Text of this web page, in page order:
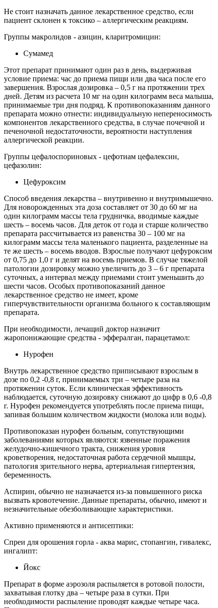
Не стоит назначать данное лекарственное средство, если
пациент склонен к токсико – аллергическим реакциям.
Группы макролидов - азицин, кларитромицин:
Сумамед
Этот препарат принимают один раз в день, выдерживая
условие приема: час до приема пищи или два часа после его
завершения. Взрослая дозировка – 0,5 г на протяжении трех
дней. Детям из расчета 10 мг на один килограмм веса малыша,
принимаемые три дня подряд. К противопоказаниям данного
препарата можно отнести: индивидуальную непереносимость
компонентов лекарственного средства, в случае почечной и
печеночной недостаточности, вероятности наступления
аллергической реакции.
Группы цефалоспориновых - цефотиам цефалексин,
цефазолин:
Цефуроксим
Способ введения лекарства – внутривенно и внутримышечно.
Для новорожденных эта доза составляет от 30 до 60 мг на
один килограмм массы тела грудничка, вводимые каждые
шесть – восемь часов. Для деток от года и старше количество
препарата рассчитывается из равенства 30 – 100 мг на
килограмм массы тела маленького пациента, разделенные на
те же шесть – восемь вводов. Взрослые получают цефуроксим
от 0,75 до 1,0 г и делят на восемь приемов. В случае тяжелой
патологии дозировку можно увеличить до 3 – 6 г препарата
суточных, а интервал между приемами стоит уменьшить до
шести часов. Особых противопоказаний данное
лекарственное средство не имеет, кроме
гиперчувствительности организма больного к составляющим
препарата.
При необходимости, лечащий доктор назначит
жаропонижающие средства - эффералган, парацетамол:
Нурофен
Внутрь лекарственное средство приписывают взрослым в
дозе по 0,2 -0,8 г, принимаемых три – четыре раза на
протяжении суток. Если клиническая эффективность
наблюдается, суточную дозировку снижают до цифр в 0,6 -0,8
г. Нурофен рекомендуется употреблять после приема пищи,
запивая большим количеством жидкости (молока или воды).
Противопоказан нурофен больным, сопутствующими
заболеваниями которых являются: язвенные поражения
желудочно-кишечного тракта, снижения уровня
кроветворения, недостаточная работа сердечной мышцы,
патология зрительного нерва, артериальная гипертензия,
беременность.
Аспирин, обычно не назначается из-за повышенного риска
вызвать кровотечение. Данные препараты, обычно, имеют и
незначительные обезболивающие характеристики.
Активно применяются и антисептики:
Спреи для орошения горла - аква марис, стопангин, гивалекс,
ингалипт:
Йокс
Препарат в форме аэрозоля распыляется в ротовой полости,
захватывая глотку два – четыре раза в сутки. При
необходимости распыление проводят каждые четыре часа.